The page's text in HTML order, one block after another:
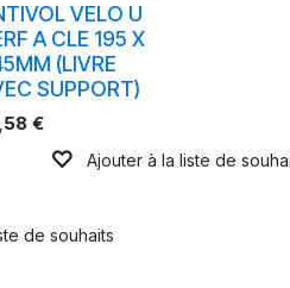
de souhaits
VELO U
A CLE 195 X
(LIVRE
SUPPORT)
€
Ajouter à la liste de